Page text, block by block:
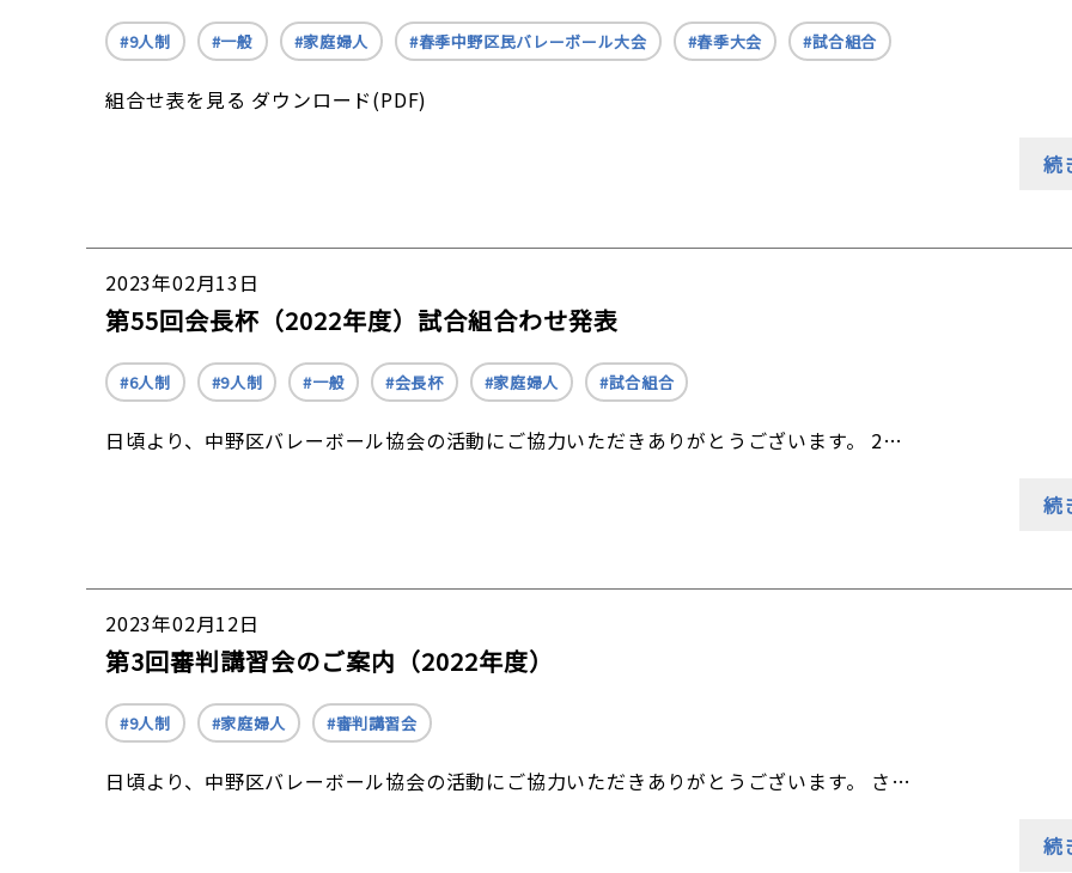
9人制 一般 家庭婦人 春季中野区民バレーボール大会 春季大会 試合組合
組合せ表を見る ダウンロード(PDF)
続
2023年02月13日
第55回会長杯（2022年度）試合組合わせ発表
6人制 9人制 一般 会長杯 家庭婦人 試合組合
日頃より、中野区バレーボール協会の活動にご協力いただきありがとうございます。 2…
続
2023年02月12日
第3回審判講習会のご案内（2022年度）
9人制 家庭婦人 審判講習会
日頃より、中野区バレーボール協会の活動にご協力いただきありがとうございます。 さ…
続